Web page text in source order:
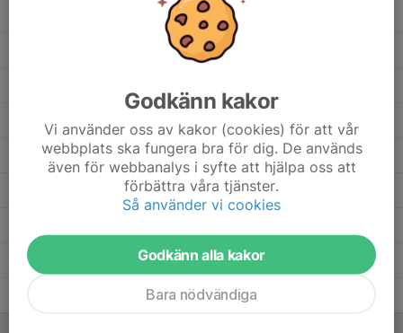
Gabriel Revå 28 0 0
Dexter Wilczek 1
Arvid Larsson 0
Alfred Nilsson
Godkänn kakor
Vi använder oss av kakor (cookies) för att vår
webbplats ska fungera bra för dig. De används
även för webbanalys i syfte att hjälpa oss att
förbättra våra tjänster.
Så använder vi cookies
Godkänn alla kakor
Bara nödvändiga